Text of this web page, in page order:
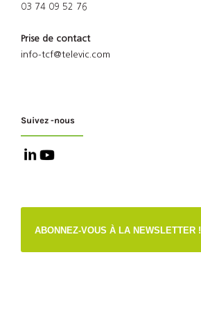
03 74 09 52 76
Prise de contact
info-tcf@televic.com
Suivez -nous
ABONNEZ-VOUS À LA NEWSLETTER !